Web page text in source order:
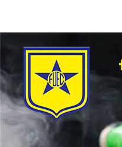
FUEC
Só mais um site WordPress